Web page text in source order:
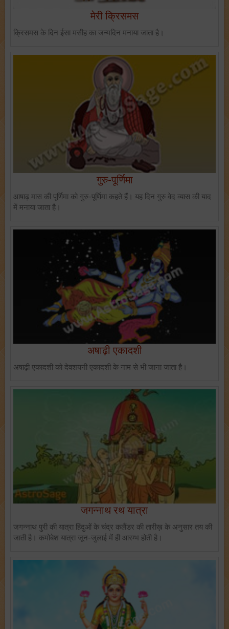
मेरी क्रिसमस
क्रिसमस के दिन ईसा मसीह का जन्मदिन मनाया जाता है।
गुरु-पूर्णिमा
आषाढ़ मास की पूर्णिमा को गुरु-पूर्णिमा कहते हैं। यह दिन गुरु वेद व्यास की याद
में मनाया जाता है।
अषाढ़ी एकादशी
अषाढ़ी एकादशी को देवशयनी एकादशी के नाम से भी जाना जाता है।
जगन्नाथ रथ यात्रा
जगन्नाथ पुरी की यात्रा हिंदुओं के चंद्र कलैंडर की तारीख़ के अनुसार तय की
जाती है। कमोबेश यात्रा जून-जुलाई में ही आरम्भ होती है।